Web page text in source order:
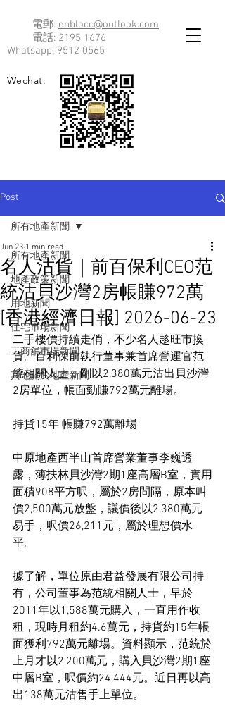
電郵: enblocc@outlook.com
電話: 2195 1676
Whatsapp: 9512 0565
Wechat:
Post
所有地產新聞
地產政策新聞
用地新聞
住宅市場新聞
工商舖市場新聞
其他關於地產新聞
所有地產新聞
名人沽貨｜前百保利CEO范
統沽貝沙灣2房帳賺972萬
[香港經濟日報] 2026-06-23
Jun 23 1 min read
二手樓價持續走俏，不少名人趁旺市換
貨。百利保前執行董事兼首席營運官范
統相關人士，剛以2,380萬元沽出貝沙灣
2房單位，帳面勁賺792萬元離場。
持貨15年 帳賺792萬離場
中原地產西半山首席營業董事李巍透
露，薄扶林貝沙灣2期1座高層B室，實用
面積908平方呎，屬於2房間隔，原本叫
價2,500萬元放盤，議價後以2,380萬元
易手，呎價26,211元，屬於理想價水
平。
據了解，單位原由君益發展有限公司持
有，公司董事為范統相關人士，早於
2011年以1,588萬元購入，一直用作收
租，現時月租約4.6萬元，持貨約15年帳
面獲利792萬元離場。資料顯示，范統於
上月才以2,200萬元，購入貝沙灣2期1座
中層B室，呎價約24,444元。近日再以高
出138萬元沽售手上單位。